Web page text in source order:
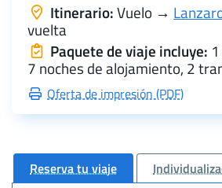
Itinerario:Vuelo →
vuelta
Paquete de viaje incluye:
7 noches de alojamiento, 2
Oferta de impresión (PDF)
Reserva tu viaje